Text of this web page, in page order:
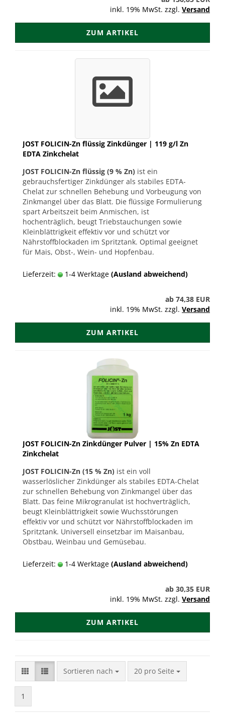
inkl. 19% MwSt. zzgl. Versand
ZUM ARTIKEL
JOST FOLICIN-Zn flüssig Zinkdünger | 119 g/l Zn
EDTA Zinkchelat
JOST FOLICIN-Zn flüssig (9 % Zn) ist ein
gebrauchsfertiger Zinkdünger als stabiles EDTA-
Chelat zur schnellen Behebung und Vorbeugung von
Zinkmangel über das Blatt. Die flüssige Formulierung
spart Arbeitszeit beim Anmischen, ist
hochenträglich, beugt Triebstauchungen sowie
Kleinblättrigkeit effektiv vor und schützt vor
Nährstoffblockaden im Spritztank. Optimal geeignet
für Mais, Obst-, Wein- und Hopfenbau.
Lieferzeit: 1-4 Werktage (Ausland abweichend)
ab 74,38 EUR
inkl. 19% MwSt. zzgl. Versand
ZUM ARTIKEL
JOST FOLICIN-Zn Zinkdünger Pulver | 15% Zn EDTA
Zinkchelat
JOST FOLICIN-Zn (15 % Zn) ist ein voll
wasserlöslicher Zinkdünger als stabiles EDTA-Chelat
zur schnellen Behebung von Zinkmangel über das
Blatt. Das feine Mikrogranulat ist hochverträglich,
beugt Kleinblättrigkeit sowie Wuchsstörungen
effektiv vor und schützt vor Nährstoffblockaden im
Spritztank. Universell einsetzbar im Maisanbau,
Obstbau, Weinbau und Gemüsebau.
Lieferzeit: 1-4 Werktage (Ausland abweichend)
ab 30,35 EUR
inkl. 19% MwSt. zzgl. Versand
ZUM ARTIKEL
Sortieren nach
Sortieren nach 20 pro Seite
pro Seite
1